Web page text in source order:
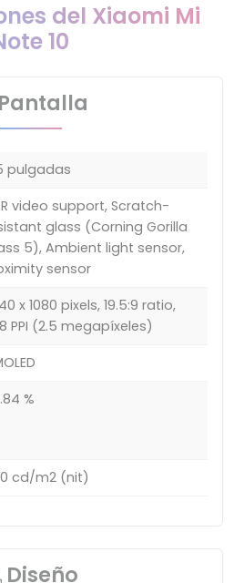
del Xiaomi Mi
10
pulgadas
video support, Scratch-
glass (Corning Gorilla
5), Ambient light sensor,
sensor
x 1080 pixels, 19.5:9 ratio,
PPI (2.5 megapíxeles)
%
cd/m2 (nit)
Diseño